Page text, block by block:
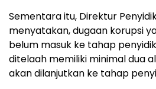
Sementara itu, Direktur
menyatakan, dugaan korupsi
belum masuk ke tahap
ditelaah memiliki minimal dua
akan dilanjutkan ke tahap